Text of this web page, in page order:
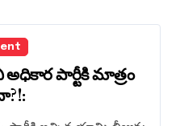
అధికార పార్టీకి మాత్రం